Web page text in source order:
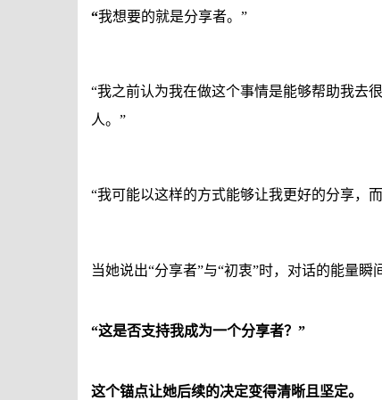
“我想要的就是分享者。 ”
“我之前认为我在做这个事情是能够帮助我去
人。 ”
“我可能以这样的方式能够让我更好的分享，
当她说出“分享者”与“初衷”时，对话的能量瞬
“这是否支持我成为一个分享者？ ”
这个锚点让她后续的决定变得清晰且坚定。